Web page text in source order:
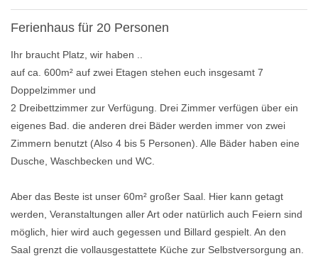
Ferienhaus für 20 Personen
Ihr braucht Platz, wir haben ..
auf ca. 600m² auf zwei Etagen stehen euch insgesamt 7
Doppelzimmer und
2 Dreibettzimmer zur Verfügung. Drei Zimmer verfügen über ein
eigenes Bad. die anderen drei Bäder werden immer von zwei
Zimmern benutzt (Also 4 bis 5 Personen). Alle Bäder haben eine
Dusche, Waschbecken und WC.
Aber das Beste ist unser 60m² großer Saal. Hier kann getagt
werden, Veranstaltungen aller Art oder natürlich auch Feiern sind
möglich, hier wird auch gegessen und Billard gespielt. An den
Saal grenzt die vollausgestattete Küche zur Selbstversorgung an.